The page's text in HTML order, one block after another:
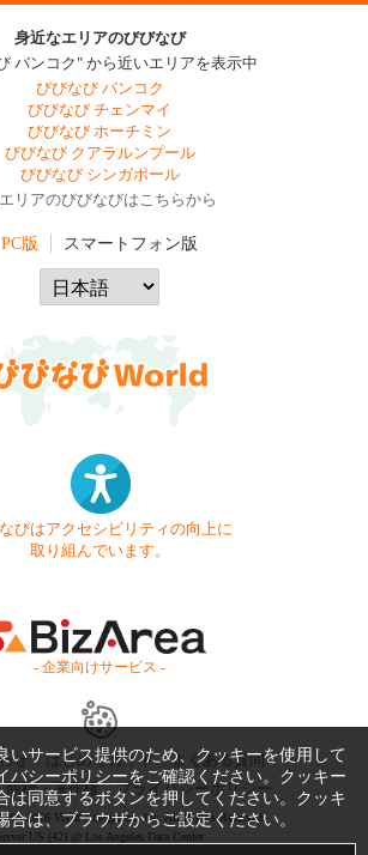
身近なエリアのびびなび
バンコク" から近いエリアを表示中
びびなび バンコク
びびなび チェンマイ
びびなび ホーチミン
びびなび クアラルンプール
びびなび シンガポール
リアのびびなびはこちらから
PC版 スマートフォン版
びはアクセシビリティの向上に
取り組んでいます。
- 企業向けサービス -
せ はじめてガイド
よくある質問
商標・著作権 プライバシーポリシー
2026 Vivid Navigation, Inc. All Rights Reserved.
US (42) @ Los Angeles Data Center
いサービス提供のため、クッキーを使用して
バシーポリシーをご確認ください。クッキー
は同意するボタンを押してください。クッキ
合は、ブラウザからご設定ください。